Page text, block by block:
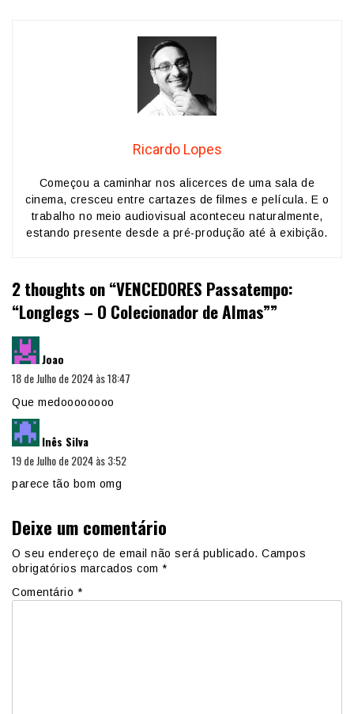
Ricardo Lopes
Começou a caminhar nos alicerces de uma sala de
cinema, cresceu entre cartazes de filmes e película. E o
trabalho no meio audiovisual aconteceu naturalmente,
estando presente desde a pré-produção até à exibição.
2 thoughts on “VENCEDORES Passatempo:
“Longlegs – O Colecionador de Almas””
Joao
18 de Julho de 2024 às 18:47
Que medoooooooo
Inês Silva
19 de Julho de 2024 às 3:52
parece tão bom omg
Deixe um comentário
O seu endereço de email não será publicado. Campos
obrigatórios marcados com *
Comentário *